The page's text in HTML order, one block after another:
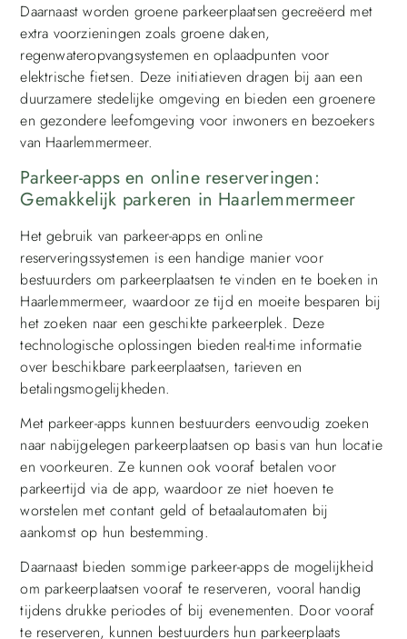
Daarnaast worden groene parkeerplaatsen gecreëerd met
extra voorzieningen zoals groene daken,
regenwateropvangsystemen en oplaadpunten voor
elektrische fietsen. Deze initiatieven dragen bij aan een
duurzamere stedelijke omgeving en bieden een groenere
en gezondere leefomgeving voor inwoners en bezoekers
van Haarlemmermeer.
Parkeer-apps en online reserveringen:
Gemakkelijk parkeren in Haarlemmermeer
Het gebruik van parkeer-apps en online
reserveringssystemen is een handige manier voor
bestuurders om parkeerplaatsen te vinden en te boeken in
Haarlemmermeer, waardoor ze tijd en moeite besparen bij
het zoeken naar een geschikte parkeerplek. Deze
technologische oplossingen bieden real-time informatie
over beschikbare parkeerplaatsen, tarieven en
betalingsmogelijkheden.
Met parkeer-apps kunnen bestuurders eenvoudig zoeken
naar nabijgelegen parkeerplaatsen op basis van hun locatie
en voorkeuren. Ze kunnen ook vooraf betalen voor
parkeertijd via de app, waardoor ze niet hoeven te
worstelen met contant geld of betaalautomaten bij
aankomst op hun bestemming.
Daarnaast bieden sommige parkeer-apps de mogelijkheid
om parkeerplaatsen vooraf te reserveren, vooral handig
tijdens drukke periodes of bij evenementen. Door vooraf
te reserveren, kunnen bestuurders hun parkeerplaats